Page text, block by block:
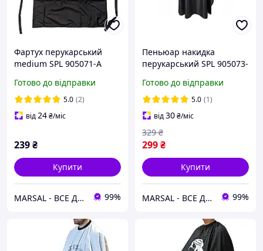
Фартух перукарський
medium SPL 905071-А
Готово до відправки
5.0 (2)
від24₴/міс
239₴
Купити
MARSAL - ВСЕ ДЛЯ САЛОНІВ КРАСИ 99%
Пеньюар накидка
перукарський SPL 905073-
Готово до відправки
5.0 (1)
від30₴/міс
299₴
329 ₴
Купити
MARSAL - ВСЕ ДЛЯ САЛОНІВ КРАСИ 99%